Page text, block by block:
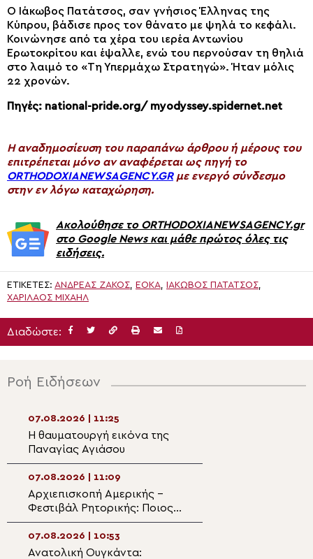
Ο Ιάκωβος Πατάτσος, σαν γνήσιος Έλληνας της
Κύπρου, βάδισε προς τον θάνατο με ψηλά το κεφάλι.
Κοινώνησε από τα χέρα του ιερέα Αντωνίου
Ερωτοκρίτου και έψαλλε, ενώ του περνούσαν τη θηλιά
στο λαιμό το «Τη Υπερμάχω Στρατηγώ». Ήταν μόλις
22 χρονών.
Πηγές: national-pride.org/ myodyssey.spidernet.net
H αναδημοσίευση του παραπάνω άρθρου ή μέρους του
επιτρέπεται μόνο αν αναφέρεται ως πηγή το
ORTHODOXIANEWSAGENCY.GRμε ενεργό σύνδεσμο
στην εν λόγω καταχώρηση.
Ακολούθησε το ORTHODOXIANEWSAGENCY.gr
στο Google News και μάθε πρώτος όλες τις
ειδήσεις.
ΕΤΙΚΈΤΕΣ: ΑΝΔΡΈΑΣ ΖΆΚΟΣ, ΕΟΚΑ, ΙΆΚΩΒΟΣ ΠΑΤΆΤΣΟΣ,
ΧΑΡΊΛΑΟΣ ΜΙΧΑΉΛ
Διαδώστε:
Ροή Ειδήσεων
07.08.2026 | 11:25
Η θαυματουργή εικόνα της
Παναγίας Αγιάσου
07.08.2026 | 11:09
Αρχιεπισκοπή Αμερικής –
Φεστιβάλ Ρητορικής: Ποιος
είναι ο φετινός νικητής
07.08.2026 | 10:53
Ανατολική Ουγκάντα: